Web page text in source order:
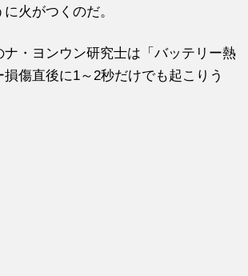
火がつくのだ。
ナ・ヨンウン研究士は「バッテリー熱
傷直後に1～2秒だけでも起こりう